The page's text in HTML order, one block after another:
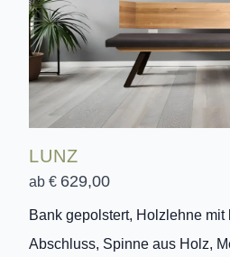
LUNZ
ab € 629,00
Bank gepolstert, Holzlehne
Abschluss, Spinne aus Holz,